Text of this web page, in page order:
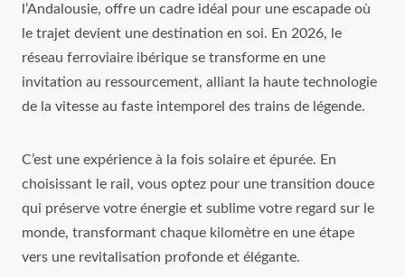
l’Andalousie, offre un cadre idéal pour une escapade où
le trajet devient une destination en soi. En 2026, le
réseau ferroviaire ibérique se transforme en une
invitation au ressourcement, alliant la haute technologie
de la vitesse au faste intemporel des trains de légende.
C’est une expérience à la fois solaire et épurée. En
choisissant le rail, vous optez pour une transition douce
qui préserve votre énergie et sublime votre regard sur le
monde, transformant chaque kilomètre en une étape
vers une revitalisation profonde et élégante.